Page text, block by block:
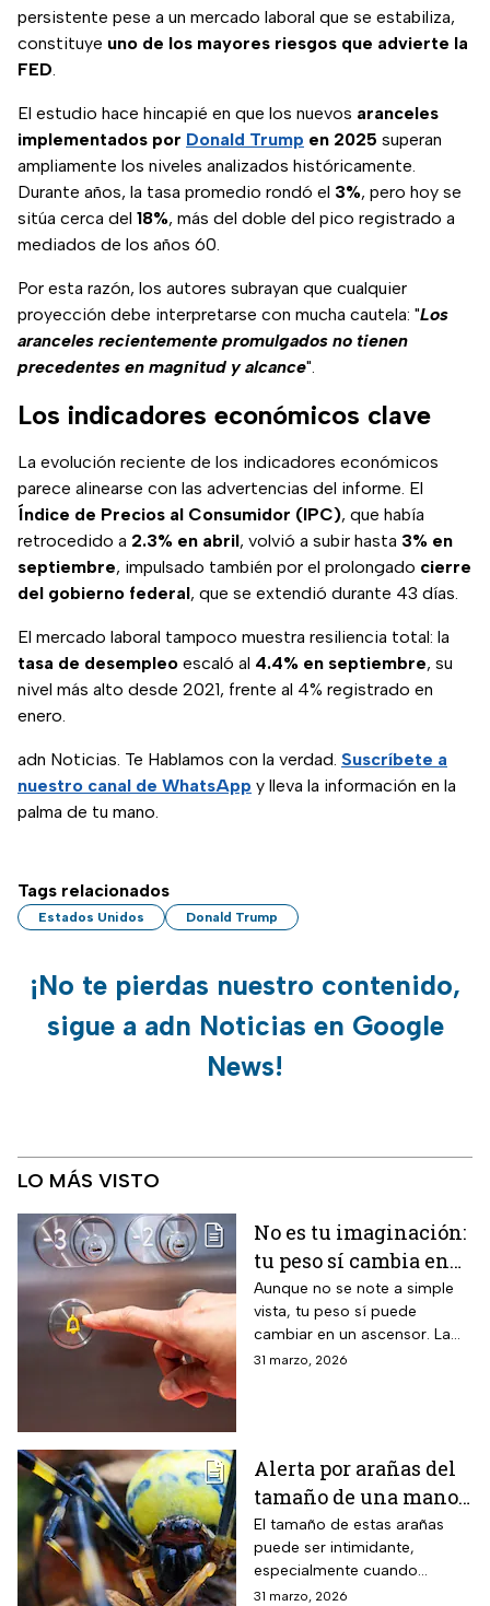
persistente pese a un mercado laboral que se estabiliza,
constituye uno de los mayores riesgos que advierte la
FED.
El estudio hace hincapié en que los nuevos aranceles
implementados por Donald Trump en 2025 superan
ampliamente los niveles analizados históricamente.
Durante años, la tasa promedio rondó el 3%, pero hoy se
sitúa cerca del 18%, más del doble del pico registrado a
mediados de los años 60.
Por esta razón, los autores subrayan que cualquier
proyección debe interpretarse con mucha cautela: "Los
aranceles recientemente promulgados no tienen
precedentes en magnitud y alcance".
Los indicadores económicos clave
La evolución reciente de los indicadores económicos
parece alinearse con las advertencias del informe. El
Índice de Precios al Consumidor (IPC), que había
retrocedido a 2.3% en abril, volvió a subir hasta 3% en
septiembre, impulsado también por el prolongado cierre
del gobierno federal, que se extendió durante 43 días.
El mercado laboral tampoco muestra resiliencia total: la
tasa de desempleo escaló al 4.4% en septiembre, su
nivel más alto desde 2021, frente al 4% registrado en
enero.
adn Noticias. Te Hablamos con la verdad. Suscríbete a
nuestro canal de WhatsApp y lleva la información en la
palma de tu mano.
Tags relacionados
Estados Unidos Donald Trump
¡No te pierdas nuestro contenido,
sigue a adn Noticias en Google
News!
LO MÁS VISTO
No es tu imaginación:
tu peso sí cambia en
un ascensor y la
ciencia lo explica
Aunque no se note a simple
vista, tu peso sí puede
cambiar en un ascensor. La
ciencia explica por qué ocurre
31 marzo, 2026
Alerta por arañas del
tamaño de una mano
que invaden EUA
El tamaño de estas arañas
puede ser intimidante,
especialmente cuando
aparecen cerca de viviendas,
31 marzo, 2026